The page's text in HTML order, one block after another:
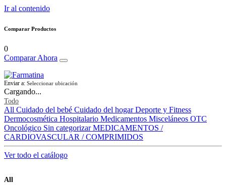
Ir al contenido
Comparar Productos
0
Comparar Ahora
Enviar a: Seleccionar ubicación
Cargando...
Todo
All Cuidado del bebé Cuidado del hogar Deporte y Fitness
Dermocosmética Hospitalario Medicamentos Misceláneos OTC
Oncológico Sin categorizar MEDICAMENTOS /
CARDIOVASCULAR / COMPRIMIDOS
Ver todo el catálogo
All